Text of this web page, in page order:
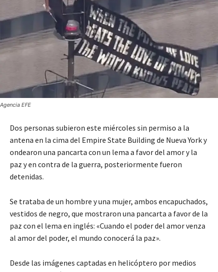
Agencia EFE
Dos personas subieron este miércoles sin permiso a la
antena en la cima del Empire State Building de Nueva York y
ondearon una pancarta con un lema a favor del amor y la
paz y en contra de la guerra, posteriormente fueron
detenidas.
Se trataba de un hombre y una mujer, ambos encapuchados,
vestidos de negro, que mostraron una pancarta a favor de la
paz con el lema en inglés: «Cuando el poder del amor venza
al amor del poder, el mundo conocerá la paz».
Desde las imágenes captadas en helicóptero por medios